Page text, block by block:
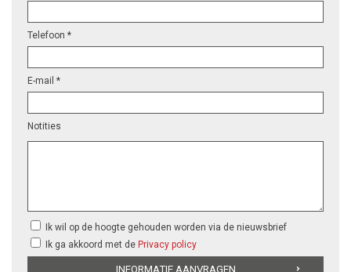
Telefoon *
E-mail *
Notities
Ik wil op de hoogte gehouden worden via de nieuwsbrief
Ik ga akkoord met de Privacy policy